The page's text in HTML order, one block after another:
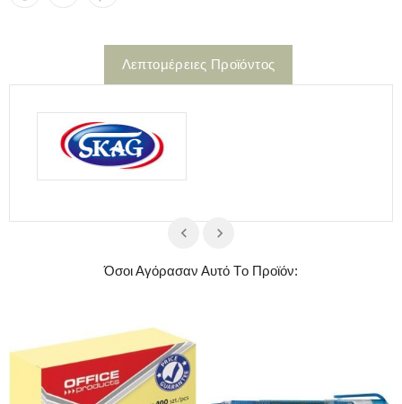
Λεπτομέρειες Προϊόντος
Όσοι Αγόρασαν Αυτό Τo Προϊόν: